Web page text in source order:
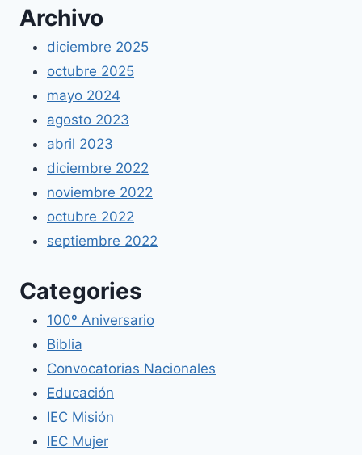
Archivo
diciembre 2025
octubre 2025
mayo 2024
agosto 2023
abril 2023
diciembre 2022
noviembre 2022
octubre 2022
septiembre 2022
Categories
100º Aniversario
Biblia
Convocatorias Nacionales
Educación
IEC Misión
IEC Mujer